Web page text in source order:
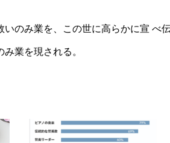
のみ業を、この世に高らかに宣 べ
業を現される。